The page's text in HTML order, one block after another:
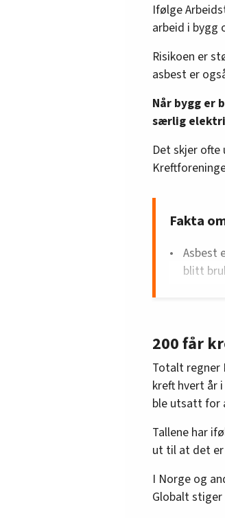
Ifølge
arbeid i bygg
Risikoen er
asbest er
Når bygg er
særlig
Det skjer
Fakta
Asbest
blitt
Opp
med
Det kan
De
200 får
Totalt regner
kreft hvert år
ble utsatt for
Tallene har
ut til at det
I Norge og
Globalt